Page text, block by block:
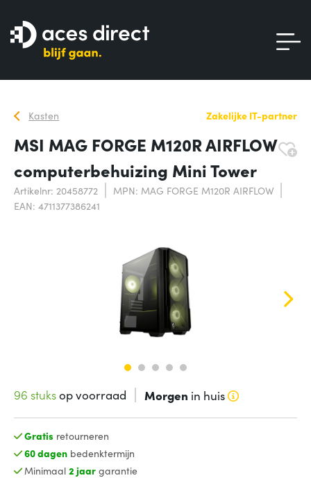
Kasten Zakelijke IT-partner
MSI MAG FORGE M120R AIRFLOW
computerbehuizing Mini Tower
Artikelnr: 20458772
MPN: MAG FORGE M120R AIRFLOW
EAN: 4711377386241
96 stuksop voorraad Morgen in huis
Gratis retourneren
60 dagenbedenktermijn
Minimaal 2 jaargarantie